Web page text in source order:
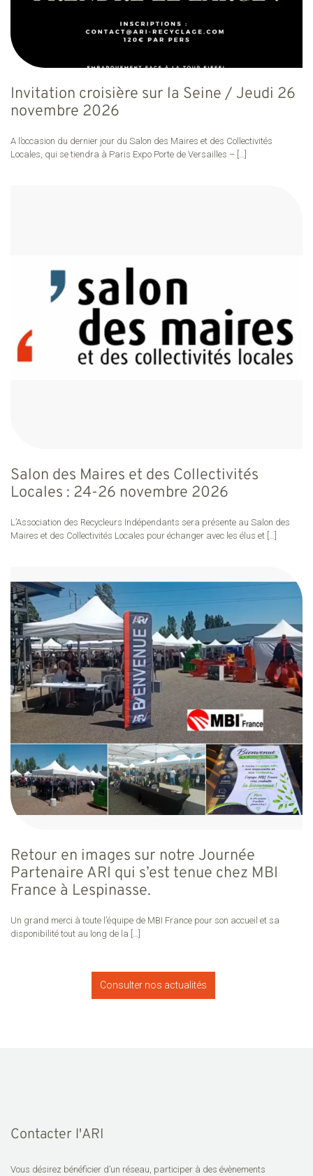
Invitation croisière sur la Seine / Jeudi 26
novembre 2026
A l’occasion du dernier jour du Salon des Maires et des Collectivités
Locales, qui se tiendra à Paris Expo Porte de Versailles – […]
Salon des Maires et des Collectivités
Locales : 24-26 novembre 2026
L’Association des Recycleurs Indépendants sera présente au Salon des
Maires et des Collectivités Locales pour échanger avec les élus et […]
Retour en images sur notre Journée
Partenaire ARI qui s’est tenue chez MBI
France à Lespinasse.
Un grand merci à toute l’équipe de MBI France pour son accueil et sa
disponibilité tout au long de la […]
Consulter nos actualités
Contacter l'ARI
Vous désirez bénéficier d’un réseau, participer à des évènements